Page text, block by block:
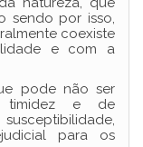
sendo por isso,
coexiste
e com a
pode não ser
timidez e de
para os